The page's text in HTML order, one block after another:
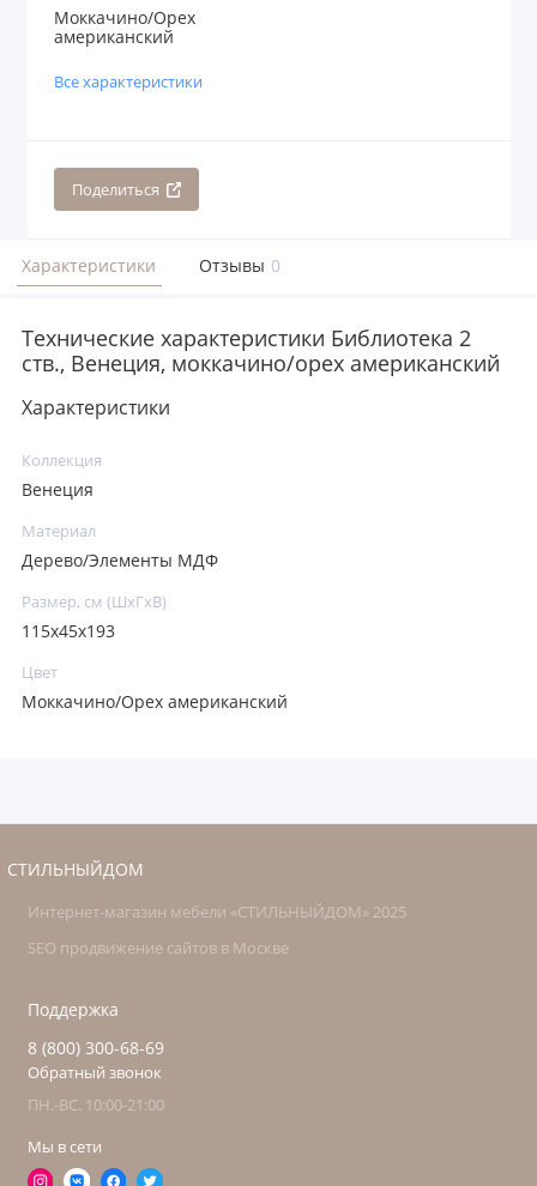
Моккачино/Орех
американский
Все характеристики
Поделиться
Характеристики Отзывы 0
Технические характеристики Библиотека 2
ств., Венеция, моккачино/орех американский
Характеристики
Коллекция
Венеция
Материал
Дерево/Элементы МДФ
Размер, см (ШхГхВ)
115x45x193
Цвет
Моккачино/Орех американский
СТИЛЬНЫЙДОМ
Интернет-магазин мебели «СТИЛЬНЫЙДОМ» 2025
SEO продвижение сайтов в Москве
Поддержка
8 (800) 300-68-69
Обратный звонок
ПН.-ВС. 10:00-21:00
Мы в сети